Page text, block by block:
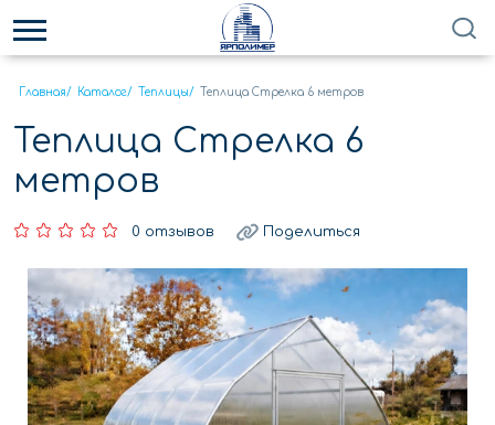
Главная/ Каталог/ Теплицы/ Теплица Стрелка 6 метров
Теплица Стрелка 6
метров
0 отзывов Поделиться